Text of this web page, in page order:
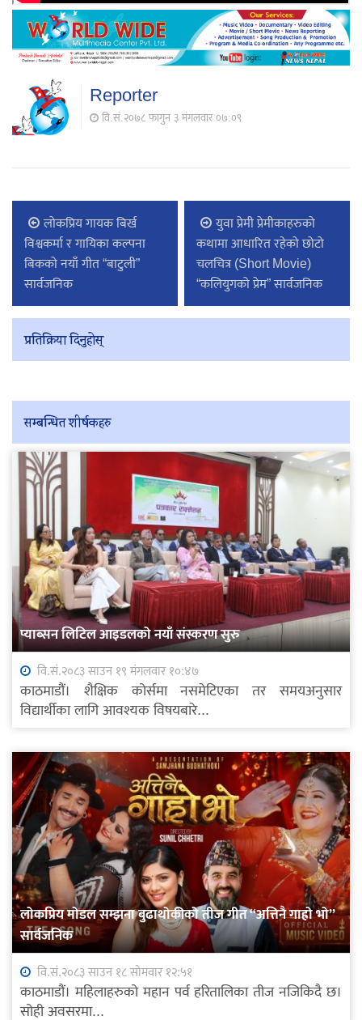
Reporter
वि.सं.२०७८ फागुन ३ मंगलवार ०७:०९
लोकप्रिय गायक बिर्ख
विश्वकर्मा र गायिका कल्पना
बिकको नयाँ गीत “बाटुली”
सार्वजनिक
युवा प्रेमी प्रेमीकाहरुको
कथामा आधारित रहेको छोटो
चलचित्र (Short Movie)
“कलियुगको प्रेम” सार्वजनिक
प्रतिक्रिया दिनुहोस्
सम्बन्धित शीर्षकहरु
प्याब्सन लिटिल आइडलको नयाँ संस्करण सुरु
वि.सं.२०८३ साउन १९ मंगलवार १०:४७
काठमाडौं। शैक्षिक कोर्समा नसमेटिएका तर समयअनुसार
विद्यार्थीका लागि आवश्यक विषयबारे...
लोकप्रिय मोडल सम्झना बुढाथोकीको तीज गीत “अत्तिनै गाह्रो भो”
सार्वजनिक
वि.सं.२०८३ साउन १८ सोमवार १२:५१
काठमाडौं। महिलाहरुको महान पर्व हरितालिका तीज नजिकिदै छ।
सोही अवसरमा...